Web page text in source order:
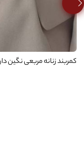
کمربند زنانه مربعی نگین دار